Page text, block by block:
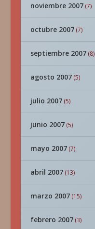
noviembre 2007(7)
octubre 2007(7)
septiembre 2007(8)
agosto 2007(5)
julio 2007(5)
junio 2007(5)
mayo 2007(7)
abril 2007(13)
marzo 2007(15)
febrero 2007(3)